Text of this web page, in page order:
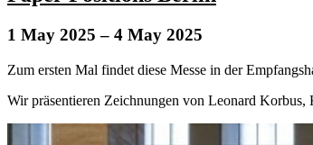
1 May 2025 – 4 May 2025
Zum ersten Mal findet diese Messe in der
Wir präsentieren Zeichnungen von Leonard